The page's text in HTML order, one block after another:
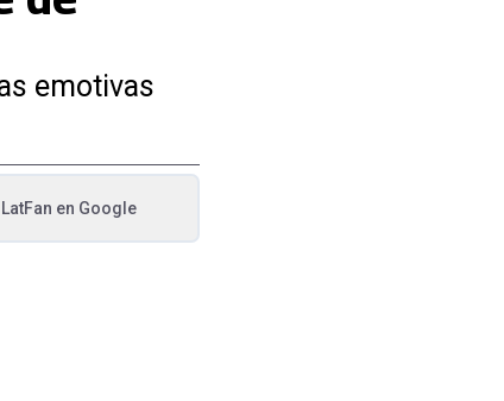
emotivas
LatFan en Google